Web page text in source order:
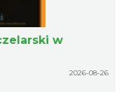
w
2026-08-26